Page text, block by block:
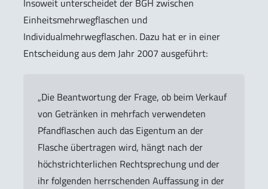
Insoweit unterscheidet der BGH zwischen
Einheitsmehrwegflaschen und
Individualmehrwegflaschen. Dazu hat er in einer
Entscheidung aus dem Jahr 2007 ausgeführt:
„Die Beantwortung der Frage, ob beim Verkauf
von Getränken in mehrfach verwendeten
Pfandflaschen auch das Eigentum an der
Flasche übertragen wird, hängt nach der
höchstrichterlichen Rechtsprechung und der
ihr folgenden herrschenden Auffassung in der